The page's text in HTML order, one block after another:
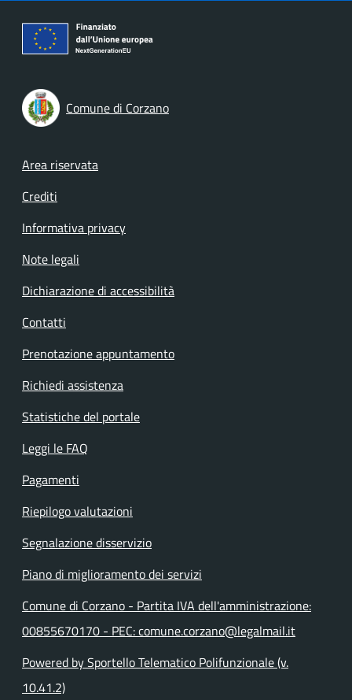
Comune di Corzano
Footer menu
Area riservata
Crediti
Informativa privacy
Note legali
Dichiarazione di accessibilità
Contatti
Prenotazione appuntamento
Richiedi assistenza
Statistiche del portale
Leggi le FAQ
Pagamenti
Riepilogo valutazioni
Segnalazione disservizio
Piano di miglioramento dei servizi
Comune di Corzano - Partita IVA dell'amministrazione:
00855670170 - PEC: comune.corzano@legalmail.it
Powered by Sportello Telematico Polifunzionale (v.
10.41.2)